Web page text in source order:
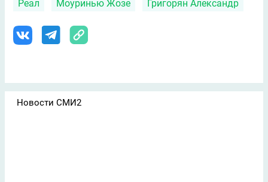
Реал Моуринью Жозе Григорян Александр
Новости СМИ2